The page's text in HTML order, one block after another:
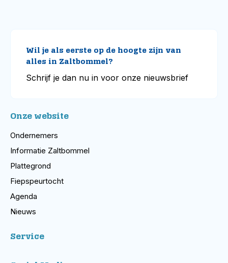
Wil je als eerste op de hoogte zijn van
alles in Zaltbommel?
Schrijf je dan nu in voor onze nieuwsbrief
Onze website
Ondernemers
Informatie Zaltbommel
Plattegrond
Fiepspeurtocht
Agenda
Nieuws
Service